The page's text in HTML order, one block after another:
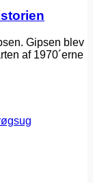
Gipsen blev
af 1970´erne